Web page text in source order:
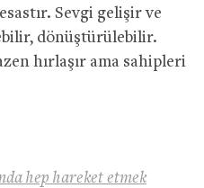
Sevgi gelişir ve
dönüştürülebilir.
hırlaşır ama sahipleri
hep hareket etmek